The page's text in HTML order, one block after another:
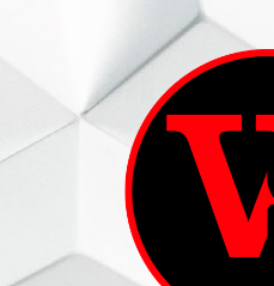
ВИННЫЙ СКЛАД